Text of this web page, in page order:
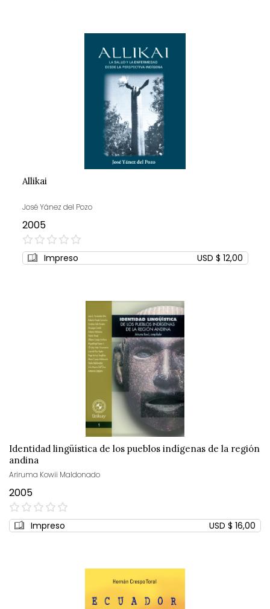
Allikai
José Yánez del Pozo
2005
0%
Impreso USD $ 12,00
Identidad lingüística de los pueblos indígenas de la región
andina
Ariruma Kowii Maldonado
2005
0%
Impreso USD $ 16,00